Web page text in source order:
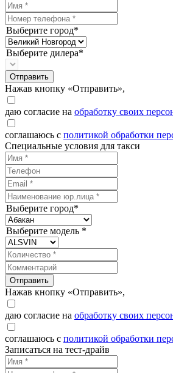
Выберите город*
Выберите дилера*
Отправить
Нажав кнопку «Отправить»,
даю согласие на обработку своих
соглашаюсь с политикой обработки
Специальные условия для такси
Выберите город*
Выберите модель *
Отправить
Нажав кнопку «Отправить»,
даю согласие на обработку своих
соглашаюсь с политикой обработки
Записаться на тест-драйв